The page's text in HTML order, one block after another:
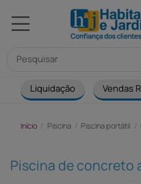
Liquidação Vendas
Início Piscina Piscina portátil
Piscina de concreto